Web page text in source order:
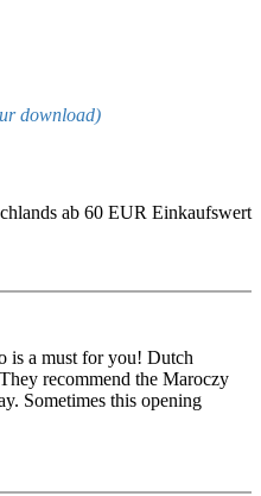
download)
ab 60 EUR Einkaufswert
is a must for you! Dutch
recommend the Maroczy
Sometimes this opening